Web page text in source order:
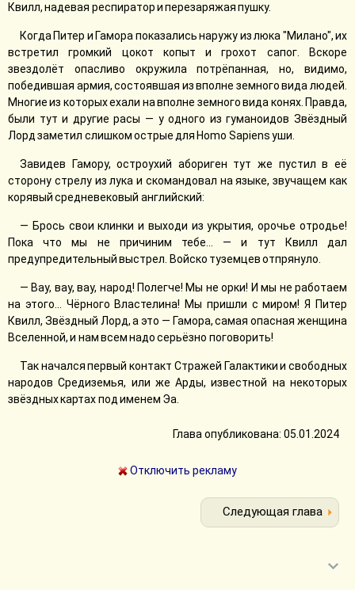
Квилл, надевая респиратор и перезаряжая пушку.
Когда Питер и Гамора показались наружу из люка "Милано", их
встретил громкий цокот копыт и грохот сапог. Вскоре
звездолёт опасливо окружила потрёпанная, но, видимо,
победившая армия, состоявшая из вполне земного вида людей.
Многие из которых ехали на вполне земного вида конях. Правда,
были тут и другие расы — у одного из гуманоидов Звёздный
Лорд заметил слишком острые для Homo Sapiens уши.
Завидев Гамору, остроухий абориген тут же пустил в её
сторону стрелу из лука и скомандовал на языке, звучащем как
корявый средневековый английский:
— Брось свои клинки и выходи из укрытия, орочье отродье!
Пока что мы не причиним тебе... — и тут Квилл дал
предупредительный выстрел. Войско туземцев отпрянуло.
— Вау, вау, вау, народ! Полегче! Мы не орки! И мы не работаем
на этого... Чёрного Властелина! Мы пришли с миром! Я Питер
Квилл, Звёздный Лорд, а это — Гамора, самая опасная женщина
Вселенной, и нам всем надо серьёзно поговорить!
Так начался первый контакт Стражей Галактики и свободных
народов Средиземья, или же Арды, известной на некоторых
звёздных картах под именем Эа.
Глава опубликована: 05.01.2024
Отключить рекламу
Следующая глава